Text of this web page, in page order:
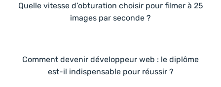
Quelle vitesse d’obturation choisir pour filmer à 25
images par seconde ?
Comment devenir développeur web : le diplôme
est-il indispensable pour réussir ?